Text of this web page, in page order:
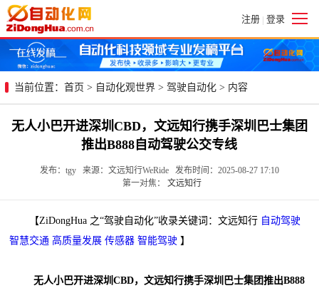
注册 | 登录
当前位置： 首页 > 自动化观世界 > 驾驶自动化 > 内容
无人小巴开进深圳CBD，文远知行携手深圳巴士集团
推出B888自动驾驶公交专线
发布：tgy 来源：文远知行WeRide 发布时间：2025-08-27 17:10
第一对焦： 文远知行
【ZiDongHua 之“驾驶自动化”收录关键词：文远知行 自动驾驶
智慧交通 高质量发展 传感器 智能驾驶 】
无人小巴开进深圳CBD，文远知行携手深圳巴士集团推出B888